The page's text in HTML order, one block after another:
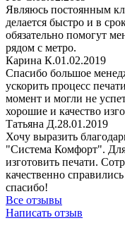
Являюсь постоянным
делается быстро и в
обязательно помогут
рядом с метро.
Карина К.01.02.2019
Спасибо большое
ускорить процесс
момент и могли не
хорошие и качество
Татьяна Д.28.01.2019
Хочу выразить
"Система Комфорт".
изготовить печати.
качественно
спасибо!
Все отзывы
Написать отзыв